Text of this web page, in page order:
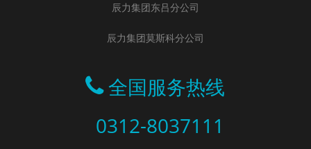
辰力集团东吕分公司
辰力集团莫斯科分公司
全国服务热线
0312-8037111